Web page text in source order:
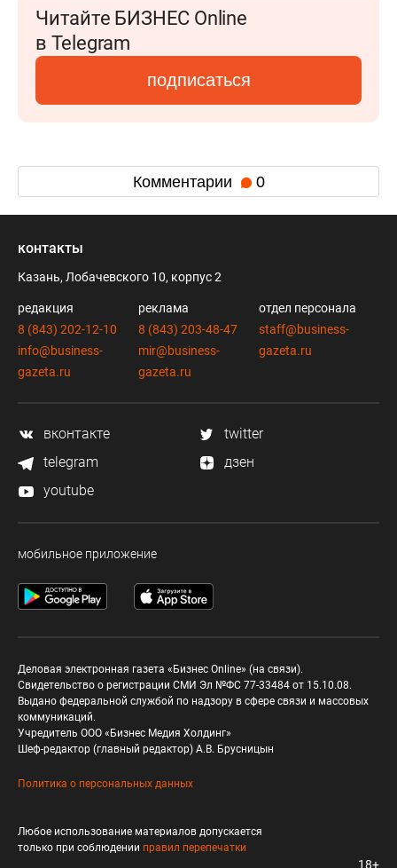
Читайте БИЗНЕС Online
в Telegram
подписаться
Комментарии 0
контакты
Казань, Лобачевского 10, корпус 2
редакция
8 (843) 202-12-10
info@business-
gazeta.ru
реклама
8 (843) 203-48-47
mir@business-
gazeta.ru
отдел персонала
staff@business-
gazeta.ru
вконтакте
twitter
telegram
дзен
youtube
мобильное приложение
Деловая электронная газета «Бизнес Online» (на связи).
Свидетельство о регистрации СМИ Эл №ФС 77-33484 от 15.10.08.
Выдано федеральной службой по надзору в сфере связи и массовых
коммуникаций.
Учредитель ООО «Бизнес Медия Холдинг»
Шеф-редактор (главный редактор) А.В. Брусницын
Политика о персональных данных
Любое использование материалов допускается
только при соблюдении правил перепечатки
18+